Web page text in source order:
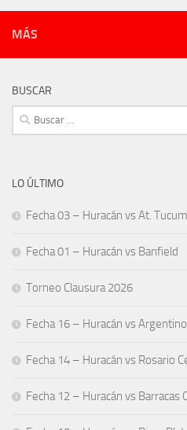
MÁS
BUSCAR
Buscar:
LO ÚLTIMO
Fecha 03 – Huracán vs At.
Fecha 01 – Huracán vs Banfield
Torneo Clausura 2026
Fecha 16 – Huracán vs
Fecha 14 – Huracán vs Rosario
Fecha 12 – Huracán vs Barracas